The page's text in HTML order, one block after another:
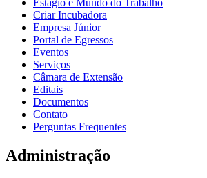
Criar Incubadora
Empresa Júnior
Portal de Egressos
Eventos
Serviços
Câmara de Extensão
Editais
Documentos
Contato
Perguntas Frequentes
Administração